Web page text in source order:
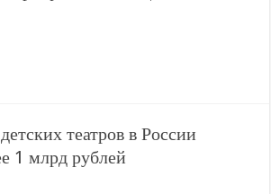
театров в России
1 млрд рублей